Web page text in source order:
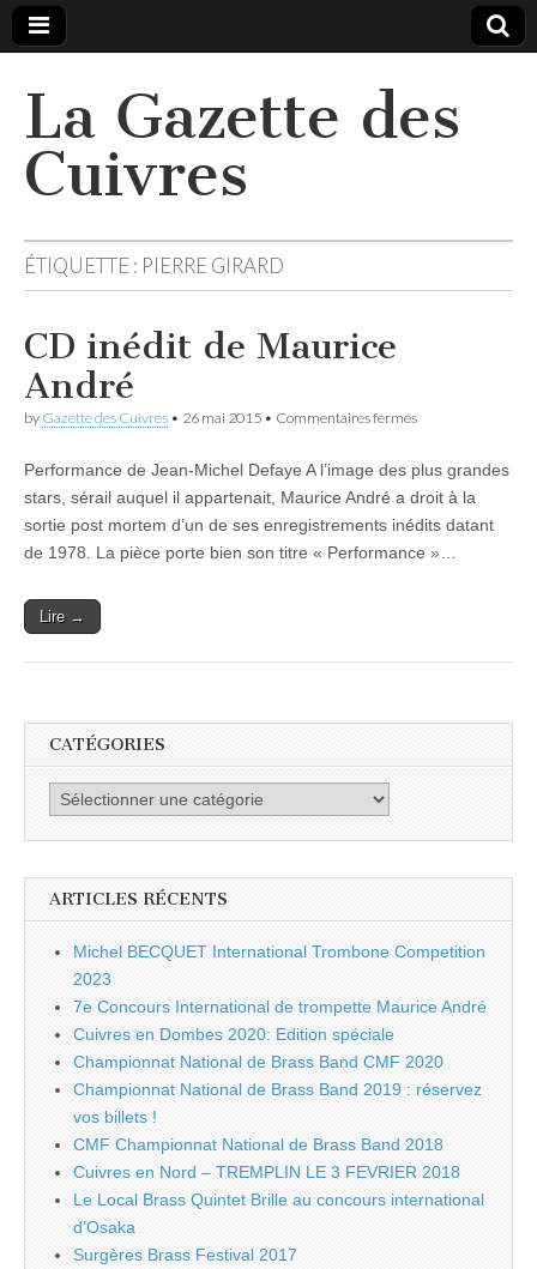
La Gazette des
Cuivres
ÉTIQUETTE : PIERRE GIRARD
CD inédit de Maurice
André
by Gazette des Cuivres • 26 mai 2015 • Commentaires ferméssur
de
Maurice
Performance de Jean-Michel Defaye A l’image des plus grandes
stars, sérail auquel il appartenait, Maurice André a droit à la
sortie post mortem d’un de ses enregistrements inédits datant
de 1978. La pièce porte bien son titre « Performance »…
Lire →
CATÉGORIES
Catégories
ARTICLES RÉCENTS
Michel BECQUET International Trombone Competition
2023
7e Concours International de trompette Maurice André
Cuivres en Dombes 2020: Edition spéciale
Championnat National de Brass Band CMF 2020
Championnat National de Brass Band 2019 : réservez
vos billets !
CMF Championnat National de Brass Band 2018
Cuivres en Nord – TREMPLIN LE 3 FEVRIER 2018
Le Local Brass Quintet Brille au concours international
d’Osaka
Surgères Brass Festival 2017